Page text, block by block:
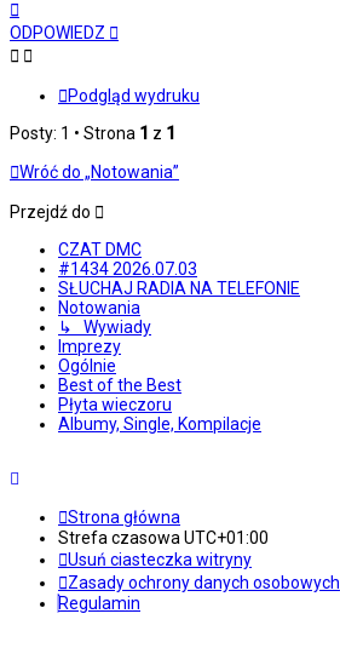
górę
ODPOWIEDZ
Podgląd wydruku
Posty: 1 • Strona 1 z 1
Wróć do „Notowania”
Przejdź do
CZAT DMC
#1434 2026.07.03
SŁUCHAJ RADIA NA TELEFONIE
Notowania
↳ Wywiady
Imprezy
Ogólnie
Best of the Best
Płyta wieczoru
Albumy, Single, Kompilacje
Strona główna
Strefa czasowaUTC+01:00
Usuń ciasteczka witryny
Zasady ochrony danych osobowych
Regulamin